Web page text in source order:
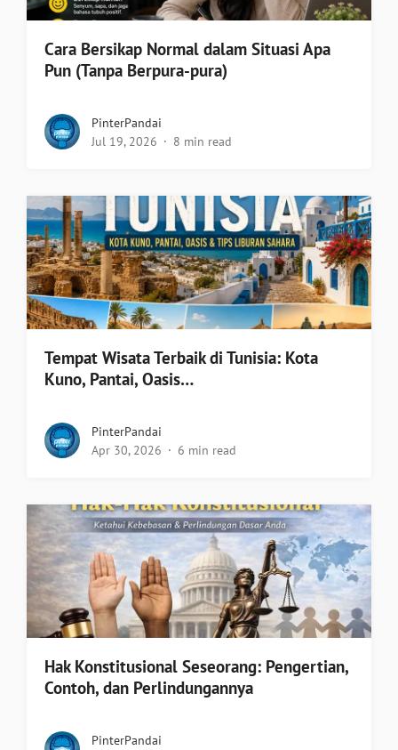
Cara Bersikap Normal dalam Situasi Apa
Pun (Tanpa Berpura-pura)
PinterPandai
Jul 19, 2026
8 min read
Tempat Wisata Terbaik di Tunisia: Kota
Kuno, Pantai, Oasis…
PinterPandai
Apr 30, 2026
6 min read
Hak Konstitusional Seseorang: Pengertian,
Contoh, dan Perlindungannya
PinterPandai